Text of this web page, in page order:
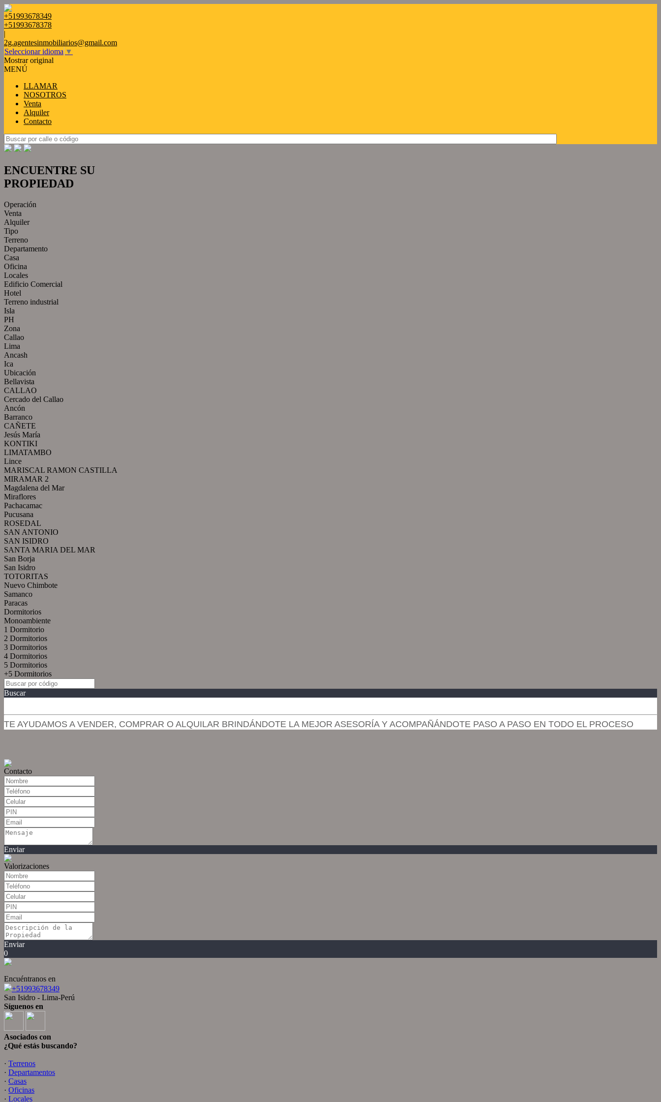
+51993678349
+51993678378
|
2g.agentesinmobiliarios@gmail.com
Seleccionar idioma ▼
Mostrar original
MENÚ
LLAMAR
NOSOTROS
Venta
Alquiler
Contacto
ENCUENTRE SU
PROPIEDAD
Operación
Venta
Alquiler
Tipo
Terreno
Departamento
Casa
Oficina
Locales
Edificio Comercial
Hotel
Terreno industrial
Isla
PH
Zona
Callao
Lima
Ancash
Ica
Ubicación
Bellavista
CALLAO
Cercado del Callao
Ancón
Barranco
CAÑETE
Jesús María
KONTIKI
LIMATAMBO
Lince
MARISCAL RAMON CASTILLA
MIRAMAR 2
Magdalena del Mar
Miraflores
Pachacamac
Pucusana
ROSEDAL
SAN ANTONIO
SAN ISIDRO
SANTA MARIA DEL MAR
San Borja
San Isidro
TOTORITAS
Nuevo Chimbote
Samanco
Paracas
Dormitorios
Monoambiente
1 Dormitorio
2 Dormitorios
3 Dormitorios
4 Dormitorios
5 Dormitorios
+5 Dormitorios
Buscar
TE AYUDAMOS A VENDER, COMPRAR O ALQUILAR BRINDÁNDOTE LA MEJOR ASESORÍA Y ACOMPAÑÁNDOTE PASO A PASO EN TODO EL PROCESO
Contacto
Enviar
Valorizaciones
Enviar
0
Encuéntranos en
+51993678349
San Isidro - Lima-Perú
Síguenos en
Asociados con
¿Qué estás buscando?
· Terrenos
· Departamentos
· Casas
· Oficinas
· Locales